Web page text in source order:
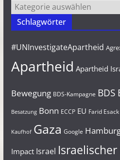
Kategorien
Schlagwörter
#UNInvestigateApartheid
Apartheid Apartheid
Bewegung BDS-Kampagne BDS
Besatzung Bonn ECCP EU Farid Esack
Kaufhof Gaza Google
Impact Israel